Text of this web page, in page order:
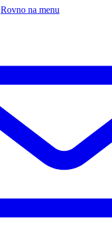
Rovno na menu